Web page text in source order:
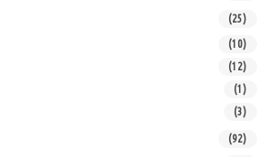
(25)
(10)
(12)
(1)
(3)
(92)